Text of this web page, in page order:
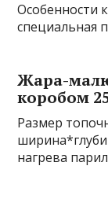
Особенности
специальная
Жара-
коробом
Размер
нагрева